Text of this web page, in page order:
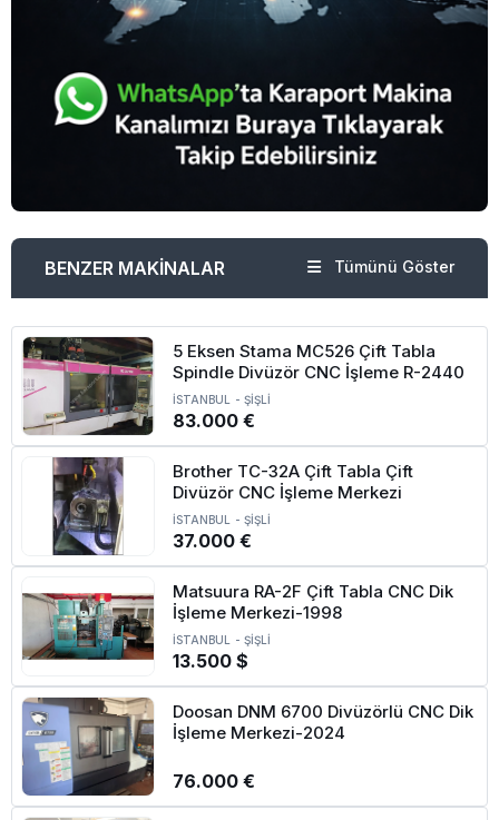
BENZER MAKİNALAR Tümünü Göster
5 Eksen Stama MC526 Çift Tabla
Spindle Divüzör CNC İşleme R-2440
İSTANBUL - ŞİŞLİ
83.000 €
Brother TC-32A Çift Tabla Çift
Divüzör CNC İşleme Merkezi
İSTANBUL - ŞİŞLİ
37.000 €
Matsuura RA-2F Çift Tabla CNC Dik
İşleme Merkezi-1998
İSTANBUL - ŞİŞLİ
13.500 $
Doosan DNM 6700 Divüzörlü CNC Dik
İşleme Merkezi-2024
76.000 €